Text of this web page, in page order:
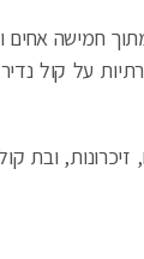
חמישה אחים
על קול
ובת